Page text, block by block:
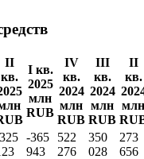
II
кв.
I кв.
2025
млн
RUB
IV
кв.
2024
млн
RUB
III
кв.
2024
млн
RUB
II
кв.
млн
-365
943
522
276
350
028
273
656